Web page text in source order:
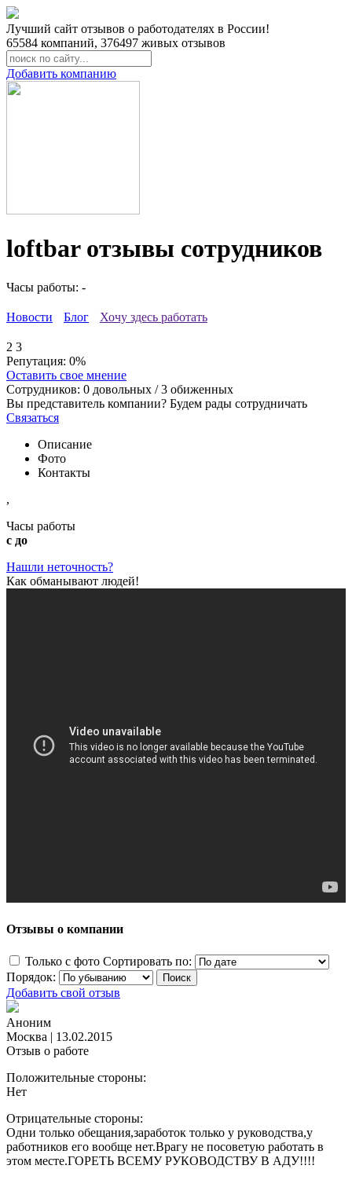
Лучший сайт отзывов о работодателях в России!
65584 компаний, 376497 живых отзывов
Добавить компанию
loftbar отзывы сотрудников
Часы работы: -
Новости Блог Хочу здесь работать
2 3
Репутация: 0%
Оставить свое мнение
Сотрудников: 0 довольных /3 обиженных
Вы представитель компании? Будем рады сотрудничать
Связаться
Описание
Фото
Контакты
,
Часы работы
с до
Нашли неточность?
Как обманывают людей!
Отзывы о компании
Только с фото Сортировать по:
Порядок:
Добавить свой отзыв
Аноним
Москва | 13.02.2015
Отзыв о работе
Положительные стороны:
Нет
Отрицательные стороны:
Одни только обещания,заработок только у руководства,у
работников его вообще нет.Врагу не посоветую работать в
этом месте.ГОРЕТЬ ВСЕМУ РУКОВОДСТВУ В АДУ!!!!